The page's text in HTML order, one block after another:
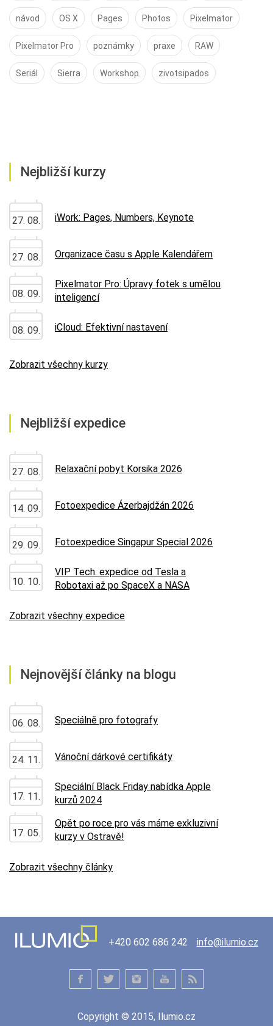
návod OS X Pages Photos Pixelmator
Pixelmator Pro poznámky praxe RAW
Seriál Sierra Workshop zivotsipados
Nejbližší kurzy
27. 08. iWork: Pages, Numbers, Keynote
27. 08. Organizace času s Apple Kalendářem
08. 09.
Pixelmator Pro: Úpravy fotek s umělou
inteligencí
08. 09. iCloud: Efektivní nastavení
Zobrazit všechny kurzy
Nejbližší expedice
27. 08. Relaxační pobyt Korsika 2026
14. 09. Fotoexpedice Ázerbajdžán 2026
29. 09. Fotoexpedice Singapur Special 2026
10. 10.
VIP Tech. expedice od Tesla a
Robotaxi až po SpaceX a NASA
Zobrazit všechny expedice
Nejnovější články na blogu
06. 08. Speciálně pro fotografy
24. 11. Vánoční dárkové certifikáty
17. 11.
Speciální Black Friday nabídka Apple
kurzů 2024
17. 05.
Opět po roce pro vás máme exkluzivní
kurzy v Ostravě!
Zobrazit všechny články
+420 602 686 242 info@ilumio.cz
Copyright © 2015, Ilumio.cz